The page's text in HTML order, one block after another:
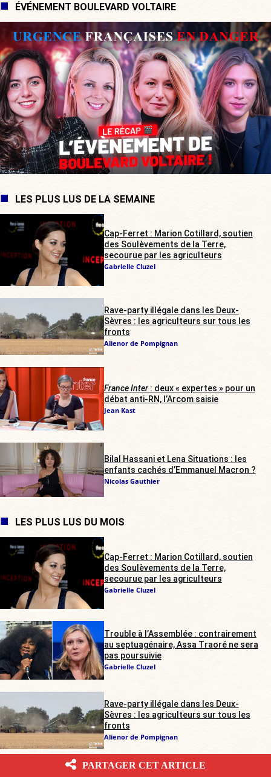
ÉVÉNEMENT BOULEVARD VOLTAIRE
LES PLUS LUS DE LA SEMAINE
Cap-Ferret : Marion Cotillard, soutien
des Soulèvements de la Terre,
secourue par les agriculteurs
Gabrielle Cluzel
Rave-party illégale dans les Deux-
Sèvres : les agriculteurs sur tous les
fronts
Alienor de Pompignan
France Inter: deux « expertes » pour un
débat anti-RN, l’Arcom saisie
Jean Kast
Bilal Hassani et Lena Situations : les
enfants cachés d’Emmanuel Macron ?
Nicolas Gauthier
LES PLUS LUS DU MOIS
Cap-Ferret : Marion Cotillard, soutien
des Soulèvements de la Terre,
secourue par les agriculteurs
Gabrielle Cluzel
Trouble à l’Assemblée : contrairement
au septuagénaire, Assa Traoré ne sera
pas poursuivie
Gabrielle Cluzel
Rave-party illégale dans les Deux-
Sèvres : les agriculteurs sur tous les
fronts
Alienor de Pompignan
PARTAGER CET ARTICLE